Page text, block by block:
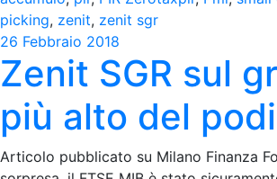
picking, zenit, zenit sgr
26 Febbraio 2018
Zenit SGR sul
più alto del
Articolo pubblicato su Milano Finanza